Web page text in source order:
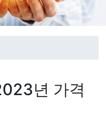
년 가격